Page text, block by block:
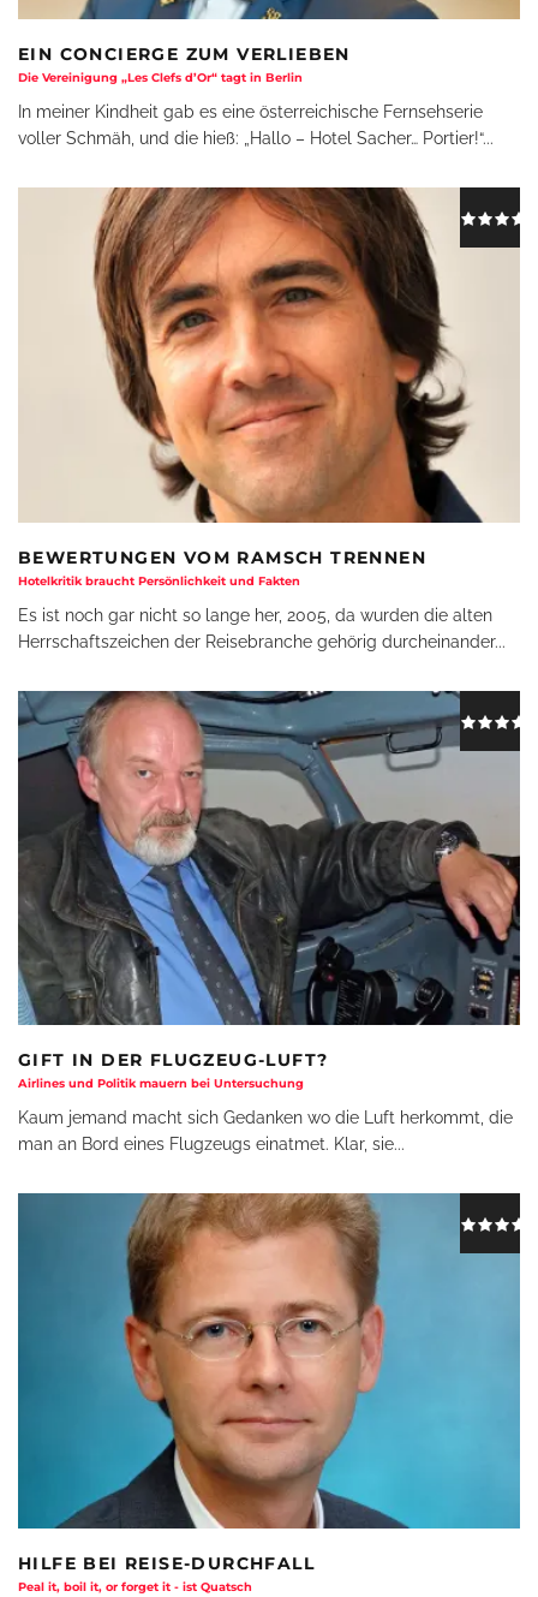
EIN CONCIERGE ZUM VERLIEBEN
Die Vereinigung „Les Clefs d’Or“ tagt in Berlin
In meiner Kindheit gab es eine österreichische Fernsehserie
voller Schmäh, und die hieß: „Hallo – Hotel Sacher… Portier!“...
BEWERTUNGEN VOM RAMSCH TRENNEN
Hotelkritik braucht Persönlichkeit und Fakten
Es ist noch gar nicht so lange her, 2005, da wurden die alten
Herrschaftszeichen der Reisebranche gehörig durcheinander...
GIFT IN DER FLUGZEUG-LUFT?
Airlines und Politik mauern bei Untersuchung
Kaum jemand macht sich Gedanken wo die Luft herkommt, die
man an Bord eines Flugzeugs einatmet. Klar, sie...
HILFE BEI REISE-DURCHFALL
Peal it, boil it, or forget it - ist Quatsch